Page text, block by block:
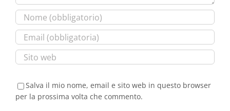
Salva il mio nome, email e sito web in questo browser
per la prossima volta che commento.